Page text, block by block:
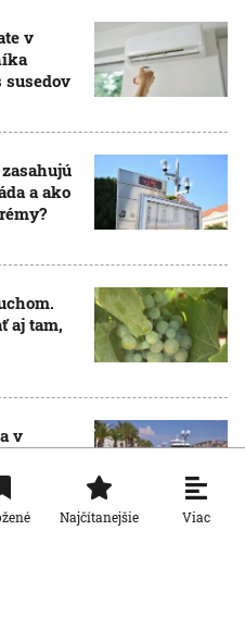
v
susedov
a ako
aj tam,
v
Najčítanejšie Viac